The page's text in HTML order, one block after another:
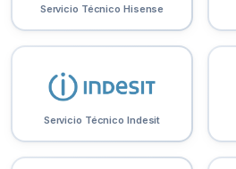
Servicio Técnico Hisense
Servicio Técnico Indesit